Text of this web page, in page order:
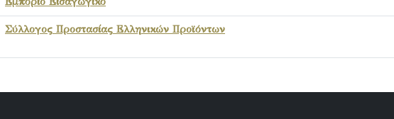
Σύλλογος Προστασίας Ελληνικών Προϊόντων